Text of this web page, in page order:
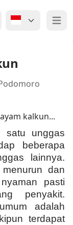
Open
satu unggas
beberapa
lainnya.
dan
pasti
penyakit.
adalah
terdapat